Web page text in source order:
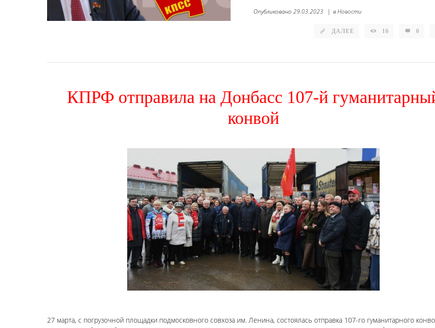
ДАЛЕЕ 16 0
Опубликовано 29.03.2023 | вНовости
КПРФ отправила на Донбасс 107-й
конвой
27 марта, с погрузочной площадки подмосковного совхоза им. Ленина, состоялась отправка 107-го гуманитарного